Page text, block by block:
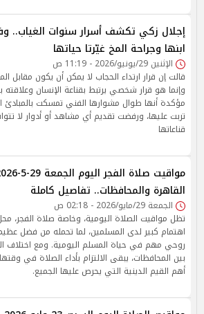
إجلال زكي تكشف أسرار سنوات الغياب..
ابنها وجراحة المخ غيّرتا حياتها
الإثنين 29/يونيو/2026 - 11:19 ص
قالت إن قرار ارتداء الحجاب لا يمكن أن يكون مقابل
وإنما هو قرار شخصي يرتبط بقناعة الإنسان وعلاقته
مؤكدة أنها طوال مشوارها الفني تمسكت بالمبادئ
تربت عليها، ورفضت تقديم أي مشاهد أو أدوار لا
قناعاتها
القاهرة والمحافظات.. تفاصيل كاملة
الجمعة 29/مايو/2026 - 02:18 ص
تظل مواقيت الصلاة اليومية، وخاصة صلاة الفجر،
اهتمام كبير لدى المسلمين، لما تحمله من فضل
روحي مهم في حياة المسلم اليومية. ومع اختلاف
بين المحافظات، يبقى الالتزام بأداء الصلاة في
أهم القيم الدينية التي يحرص عليها الجميع.